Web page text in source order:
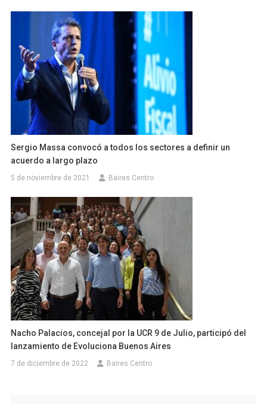
Sergio Massa convocó a todos los sectores a definir un
acuerdo a largo plazo
5 de noviembre de 2021 Baires Centro
Nacho Palacios, concejal por la UCR 9 de Julio, participó del
lanzamiento de Evoluciona Buenos Aires
7 de diciembre de 2022 Baires Centro